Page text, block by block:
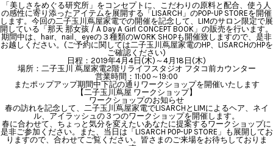
「美しさをめぐる研究所」をコンセプトに、こだわりの原料と配合、使う人
の感性に寄り添ったアイテムを展開する「LISARCH」のPOP-UP STOREを開催
します。今回の二子玉川蔦屋家電での開催を記念して、LIMのサロン限定で展
開している「那天 那女孩 / A Day A Girl CONCEPT BOOK」の販売を行います。
期間中は、hair、nail、eyeの３種類のWORK SHOPも開催致しますので、是非
お越しください。(ご予約に関しては二子玉川蔦屋家電のHP、LISARCHのHPを
ご確認ください)
日程：2019年4月4日(木)～4月18日(木)
場所：二子玉川 蔦屋家電2階リライフスタジオ フタコ前カウンター
営業時間：11:00～19:00
またポップアップ期間中下記の通りワークショップを開催いたします
【二子玉川蔦屋 ワークショップ】
ワークショップのお知らせ
春の訪れを記念して、二子玉川蔦屋家電でLISARCHとLIMによるヘア、ネイ
ル、アイラッシュの３つのワークショップを開催します。
春に合わせて、ちょっと気分を変えたいあなたに提案するワークショップに
是非ご参加ください。また、当日は「LISARCH POP-UP STORE」も展開してお
りますので、合わせてご覧ください。皆さまのご来場をお待ちしておりま